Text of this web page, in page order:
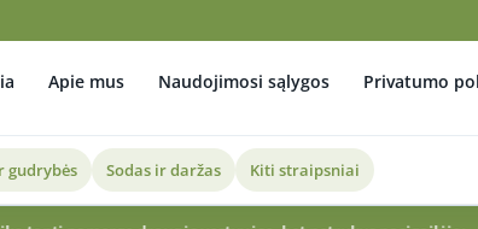
Apie mus Naudojimosi sąlygos Privatumo
gudrybės Sodas ir daržas Kiti straipsniai